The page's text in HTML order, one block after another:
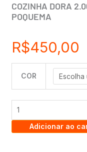
COZINHA DORA
POQUEMA
R$450,00
COR
COZINHA
DORA
2.00
Adicionar ao